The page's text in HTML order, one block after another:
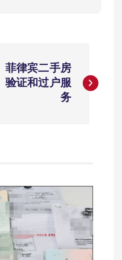
菲律宾二手房
验证和过户服
务